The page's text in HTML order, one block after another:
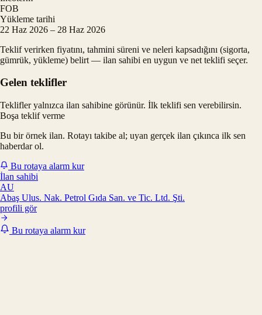
FOB
Yükleme tarihi
22 Haz 2026 – 28 Haz 2026
Teklif verirken fiyatını, tahmini süreni ve neleri kapsadığını (sigorta,
gümrük, yükleme) belirt — ilan sahibi en uygun ve net teklifi seçer.
Gelen teklifler
Teklifler yalnızca ilan sahibine görünür. İlk teklifi sen verebilirsin.
Boşa teklif verme
Bu bir örnek ilan. Rotayı takibe al; uyan gerçek ilan çıkınca ilk sen
haberdar ol.
Bu rotaya alarm kur
İlan sahibi
AU
Abaş Ulus. Nak. Petrol Gıda San. ve Tic. Ltd. Şti.
profili gör
Bu rotaya alarm kur